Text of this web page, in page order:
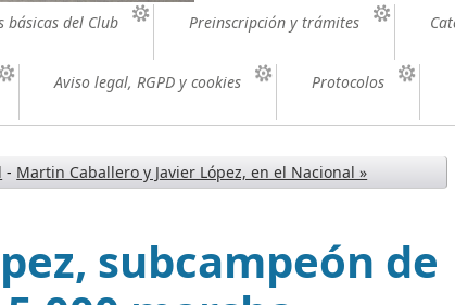
básicas del Club Preinscripción y trámites
Aviso legal, RGPD y cookies Protocolos
- Martin Caballero y Javier López, en el Nacional »
subcampeón de